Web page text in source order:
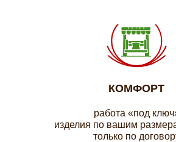
КОМФОРТ
работа «под
изделия по вашим
только по